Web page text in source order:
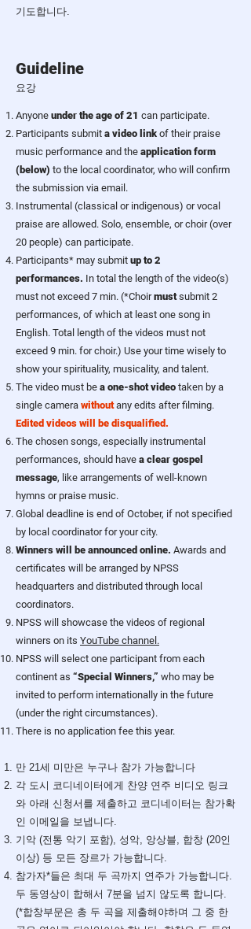
기도합니다.
Guideline
​요강
Anyone under the age of 21 can participate.
Participants submit a video link of their praise
music performance and the application form
(below) to the local coordinator, who will confirm
the submission via email.
Instrumental (classical or indigenous) or vocal
praise are allowed. Solo, ensemble, or choir (over
20 people) can participate.
Participants* may submit up to 2
performances. In total the length of the video(s)
must not exceed 7 min. (*Choirmustsubmit 2
performances, of which at least one song in
English. Total length of the videos must not
exceed 9 min. for choir.) Use your time wisely to
show your spirituality, musicality, and talent.
The video must be a one-shot video taken by a
single camera withoutany edits after filming.
Edited videos will be disqualified.
The chosen songs, especially instrumental
performances, should have a clear gospel
message, like arrangements of well-known
hymns or praise music.
Global deadline is end of October, if not specified
by local coordinator for your city.
Winners will be announced online. Awards and
certificates will be arranged by NPSS
headquarters and distributed through local
coordinators.
NPSS will showcase the videos of regional
winners on its YouTube channel.
NPSS will select one participant from each
continent as “Special Winners,” who may be
invited to perform internationally in the future
(under the right circumstances).
There is no application fee this year.
만 21세 미만은 누구나 참가 가능합니다
각 도시 코디네이터에게 ​찬양 연주 비디오 링크
와 아래 신청서를 제출하고 코디네이터는 참가확
인 이메일을 보냅니다.
기악 (전통 악기 포함), 성악, 앙상블, 합창 (20인
이상) 등 모든 장르가 가능합니다.
​참가자*들은 최대 두 곡까지 연주가 가능합니다.
두 동영상이 합해서 7분을 넘지 않도록 합니다.
(*합창부문은 총 두 곡을 제출해야하며 그 중 한